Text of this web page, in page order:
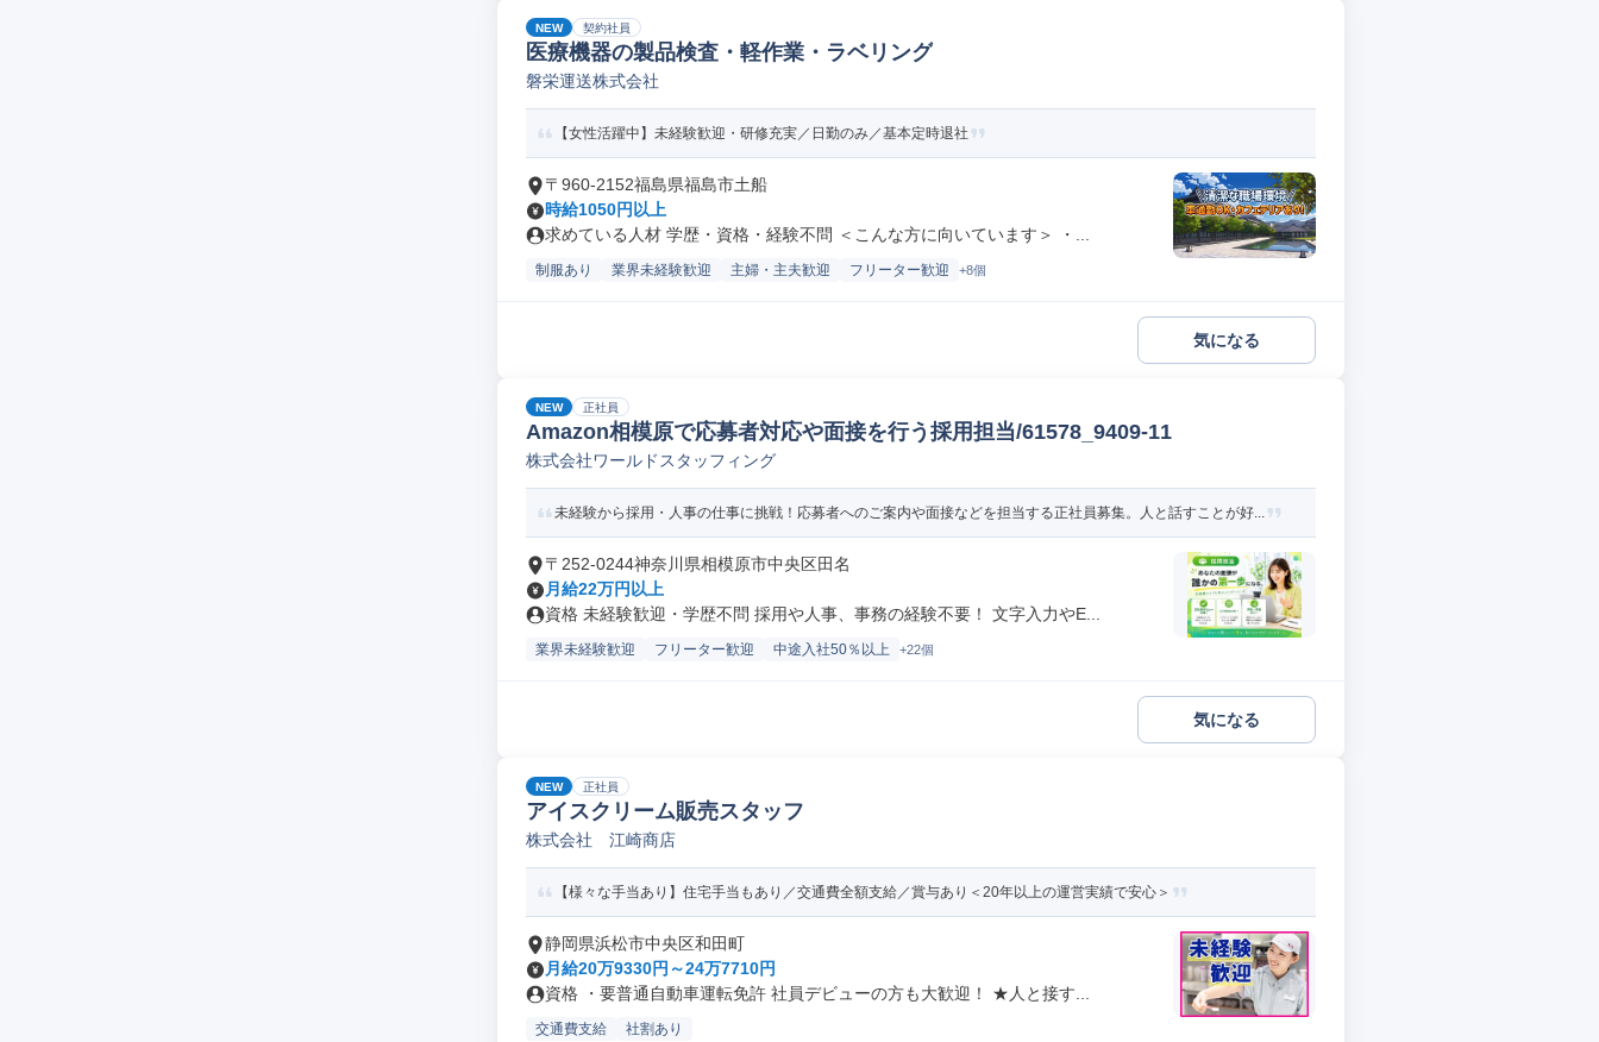
NEW 契約社員
医療機器の製品検査・軽作業・ラベリング
磐栄運送株式会社
【女性活躍中】未経験歓迎・研修充実／日勤のみ／基本定時退社
〒960-2152福島県福島市土船
時給1050円以上
求めている人材 学歴・資格・経験不問 ＜こんな方に向いています＞ ・...
制服あり 業界未経験歓迎 主婦・主夫歓迎 フリーター歓迎 +8個
気になる
NEW 正社員
Amazon相模原で応募者対応や面接を行う採用担当/61578_9409-11
株式会社ワールドスタッフィング
未経験から採用・人事の仕事に挑戦！応募者へのご案内や面接などを担当する正社員募集。人と話すことが好...
〒252-0244神奈川県相模原市中央区田名
月給22万円以上
資格 未経験歓迎・学歴不問 採用や人事、事務の経験不要！ 文字入力やE...
業界未経験歓迎 フリーター歓迎 中途入社50％以上 +22個
気になる
NEW 正社員
アイスクリーム販売スタッフ
株式会社 江崎商店
【様々な手当あり】住宅手当もあり／交通費全額支給／賞与あり＜20年以上の運営実績で安心＞
静岡県浜松市中央区和田町
月給20万9330円～24万7710円
資格 ・要普通自動車運転免許 社員デビューの方も大歓迎！ ★人と接す...
交通費支給 社割あり